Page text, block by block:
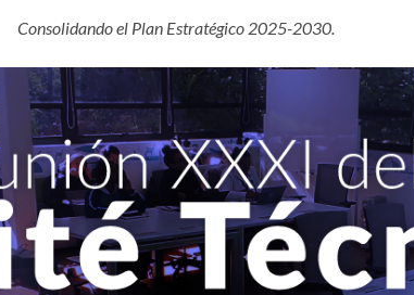
Consolidando el Plan Estratégico 2025-2030.